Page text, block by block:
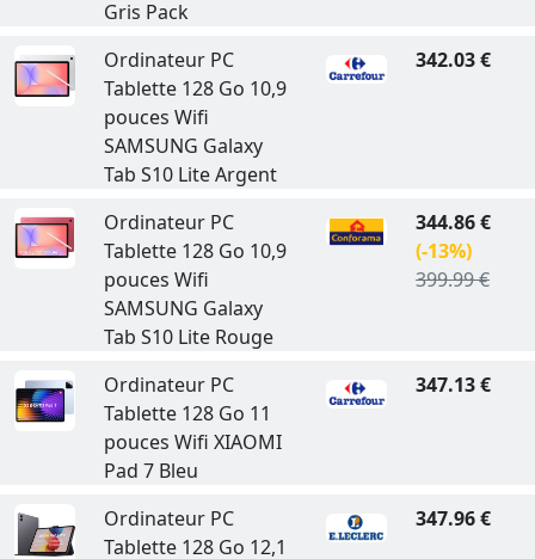
Gris Pack
Ordinateur PC
Tablette 128 Go 10,9
pouces Wifi
SAMSUNG Galaxy
Tab S10 Lite Argent
342.03 €
Ordinateur PC
Tablette 128 Go 10,9
pouces Wifi
SAMSUNG Galaxy
Tab S10 Lite Rouge
344.86 €
(-13%)
399.99 €
Ordinateur PC
Tablette 128 Go 11
pouces Wifi XIAOMI
Pad 7 Bleu
347.13 €
Ordinateur PC
Tablette 128 Go 12,1
347.96 €